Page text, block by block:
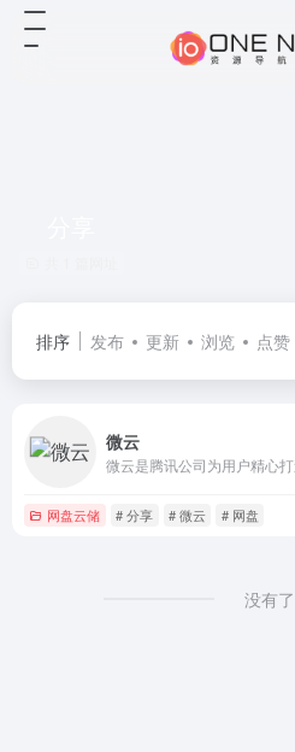
排序 发布 更新 浏览 点赞
微云
微云是腾讯公司为用户精心
网盘云储 # 分享 # 微云 # 网盘
没有了